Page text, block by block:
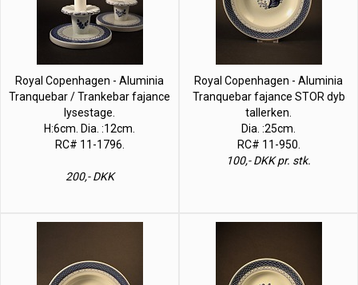
Royal Copenhagen - Aluminia
Tranquebar / Trankebar fajance
lysestage.
H:6cm. Dia. :12cm.
RC# 11-1796.
200,- DKK
Royal Copenhagen - Aluminia
Tranquebar fajance STOR dyb
tallerken.
Dia. :25cm.
RC# 11-950.
100,- DKK pr. stk.